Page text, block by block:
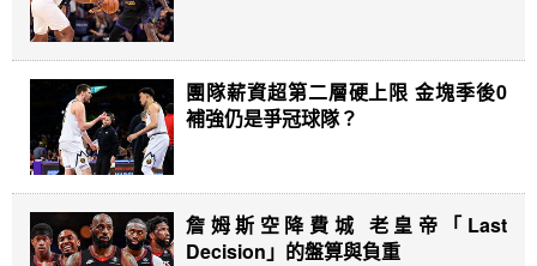
團隊薪資超第二層硬上限 金塊季後0
補強仍是爭冠球隊？
詹姆斯空降費城 老皇帝「Last
Decision」的盤算與負重